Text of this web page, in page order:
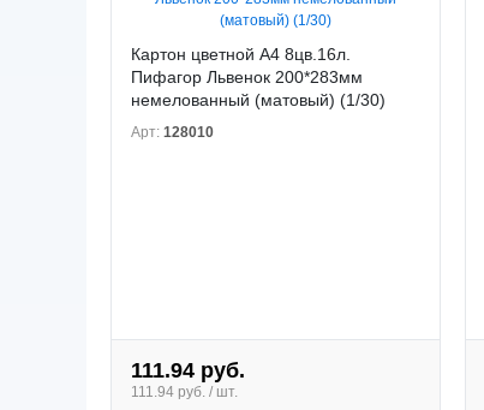
Картон цветной А4 8цв.16л.
Пифагор Львенок 200*283мм
немелованный (матовый) (1/30)
Арт: 128010
111.94 руб.
111.94 руб. / шт.